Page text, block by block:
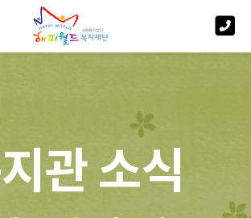
관 소식